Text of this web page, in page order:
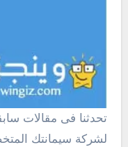
تحدثنا فى مقالات سابقة عن أكثر من تطبيق تابع
لشركة سيمانتك